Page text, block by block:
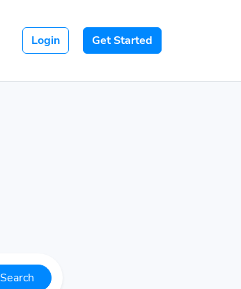
Login Get Started
Search